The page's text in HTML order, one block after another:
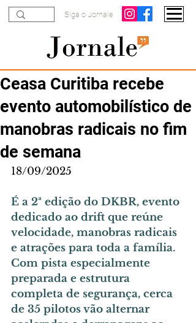
Siga o Jornale
Ceasa Curitiba recebe
evento automobilístico de
manobras radicais no fim
de semana
18/09/2025
É a 2ª edição do DKBR, evento
dedicado ao drift que reúne
velocidade, manobras radicais
e atrações para toda a família.
Com pista especialmente
preparada e estrutura
completa de segurança, cerca
de 35 pilotos vão alternar